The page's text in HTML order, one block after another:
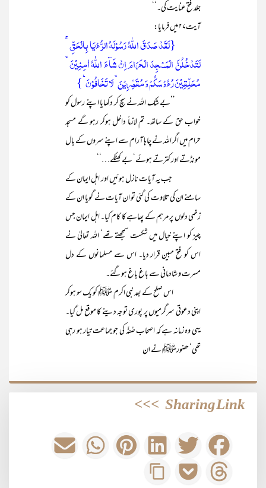
جلد فتح عنایت کی۔‘‘
آیت۲۷ میں فرمایا:
{لَقَدۡ صَدَقَ اللّٰہُ رَسُوۡلَہُ الرُّءۡیَا بِالۡحَقِّ ۚ
لَتَدۡخُلُنَّ الۡمَسۡجِدَ الۡحَرَامَ اِنۡ شَآءَ اللّٰہُ اٰمِنِیۡنَ ۙ
مُحَلِّقِیۡنَ رُءُوۡسَکُمۡ وَ مُقَصِّرِیۡنَ ۙ لَا تَخَافُوۡنَ ؕ}
’’بے شک اللہ نے سچ کر دکھایا اپنے رسول کو
خواب حق کے ساتھ۔ تم لازماً داخل ہوکر رہو گے مسجد
حرام میں اگر اللہ نے چاہا آرام سے اپنے سروں کے بال
مونڈتے اور کترتے ہوئے‘ بے کھٹکے…‘‘
جب یہ آیات نازل ہوئیں اور اہل ایمان کے
سامنے ان کی تلاوت کی گئی تو ان آیات نے گویا ان کے
زخمی دلوں پر مرہم کے پھاہے کا کام کیا۔ اہل ایمان جس
چیز کو اپنے خیال میں شکست سمجھتے تھے‘ اللہ تعالیٰ نے
اس کو فتح مبین قرار دیا۔ اس سے مسلمانوں کے دل
مسرت و شادمانی سے باغ باغ ہوگئے۔
اس صلح کے بعد نبی اکرم ﷺ کو یک سو ہوکر
اپنی دعوتی سرگرمیوں پر پوری توجہ دینے کا موقع مل گیا۔
یہی وہ زمانہ ہے کہ اصحاب صُفّہ کی جو جماعت تیار ہو رہی
تھی‘ حضورﷺ نے ان
Sharing Link
>>>